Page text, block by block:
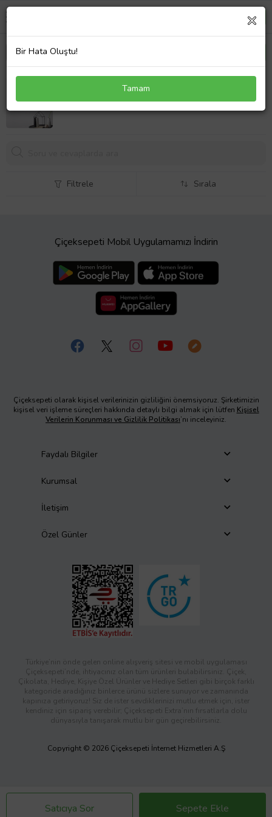
Evcil Dostlara Özel Nascar Pilot Tasarımlı Portre
Doğal Masif Ahşap Çerçeveli Tablo 45x65cm-2
849,00 TL
Satıcıya Sor Sepete Ekle
Filtrele Sırala
Çiçeksepeti Mobil Uygulamamızı İndirin
Çiçeksepeti olarak kişisel verilerinizin gizliliğini önemsiyoruz. Şirketimizin
kişisel veri işleme süreçleri hakkında detaylı bilgi almak için lütfen Kişisel
Verilerin Korunması ve Gizlilik Politikası’nı inceleyiniz.
Faydalı Bilgiler
Kurumsal
İletişim
Özel Günler
Türkiye’nin önde gelen online alışveriş sitesi ve mobil uygulaması
Çiçeksepeti’nde, ihtiyacınız olan tüm ürünleri bulabilirsiniz. Çiçek,
Çikolata, Hediye, Kişiye Özel Ürünler ve Hediye Setleri gibi birçok farklı
kategoride aradığınız binlerce ürünü sizlere sunuyor ve zamanında
kapınıza getiriyoruz! Siz de ister sevdiklerinizi mutlu etmek için, ister
kendiniz için sipariş verebilir; Çiçeksepeti Extra’nın fırsatlarla dolu
dünyasıyla tanışarak mutlu bir gün geçirebilirsiniz.
Copyright © 2026 Çiçeksepeti İnternet Hizmetleri A.Ş
Bir Hata Oluştu!
Tamam